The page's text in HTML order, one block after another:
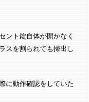
ント錠自体が開かなく
スを割られても掃出し
に動作確認をしていた